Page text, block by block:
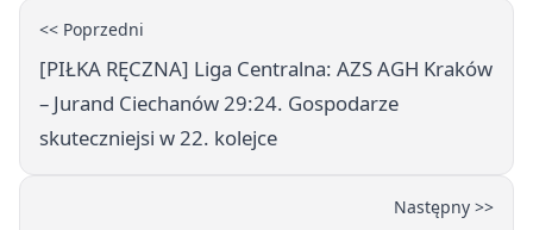
<< Poprzedni
[PIŁKA RĘCZNA] Liga Centralna: AZS AGH Kraków
– Jurand Ciechanów 29:24. Gospodarze
skuteczniejsi w 22. kolejce
Następny >>